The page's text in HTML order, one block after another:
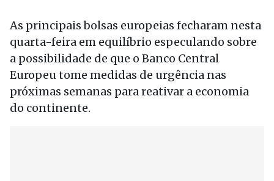
As principais bolsas europeias fecharam nesta
quarta-feira em equilíbrio especulando sobre
a possibilidade de que o Banco Central
Europeu tome medidas de urgência nas
próximas semanas para reativar a economia
do continente.